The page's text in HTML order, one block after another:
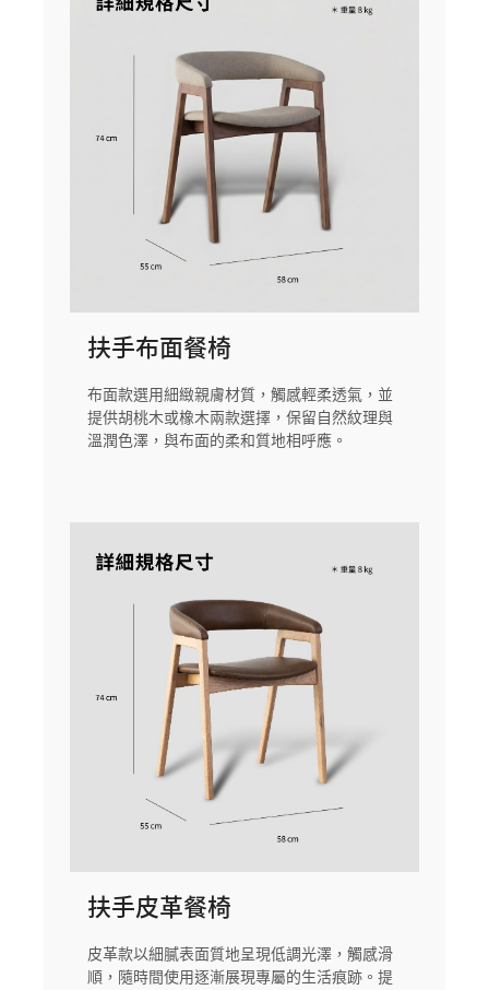
扶手布面餐椅
布面款選用細緻親膚材質，觸感輕柔透氣，並
提供胡桃木或橡木兩款選擇，保留自然紋理與
溫潤色澤，與布面的柔和質地相呼應。
扶手皮革餐椅
皮革款以細膩表面質地呈現低調光澤，觸感滑
順，隨時間使用逐漸展現專屬的生活痕跡。提